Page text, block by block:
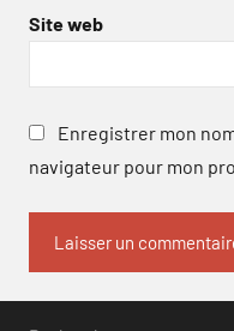
Site web
Enregistrer mon
navigateur pour mon